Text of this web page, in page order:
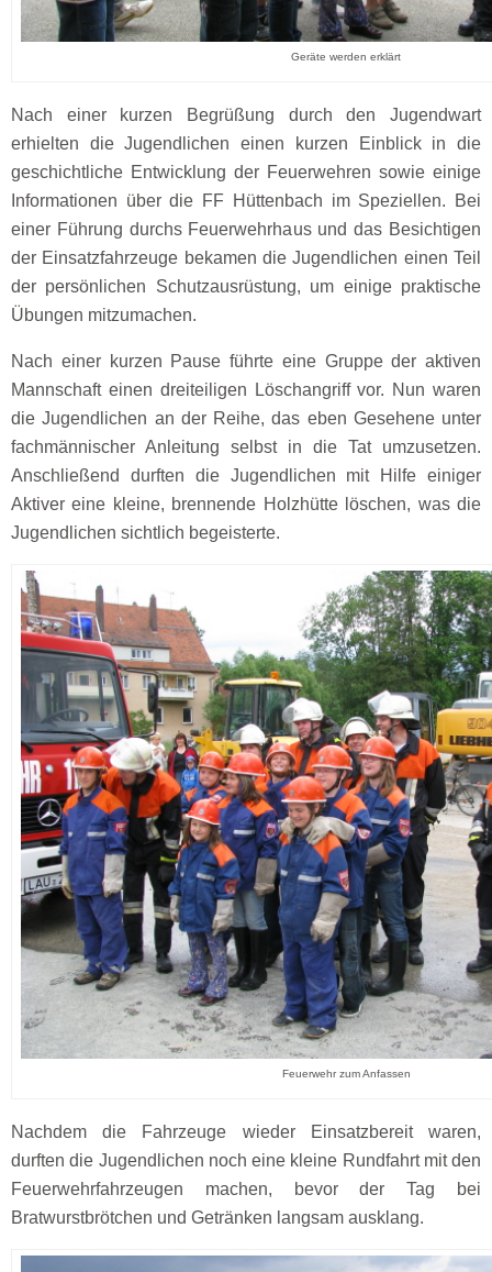
Geräte werden erklärt
Nach einer kurzen Begrüßung durch den Jugendwart
erhielten die Jugendlichen einen kurzen Einblick in die
geschichtliche Entwicklung der Feuerwehren sowie einige
Informationen über die FF Hüttenbach im Speziellen. Bei
einer Führung durchs Feuerwehrhaus und das Besichtigen
der Einsatzfahrzeuge bekamen die Jugendlichen einen Teil
der persönlichen Schutzausrüstung, um einige praktische
Übungen mitzumachen.
Nach einer kurzen Pause führte eine Gruppe der aktiven
Mannschaft einen dreiteiligen Löschangriff vor. Nun waren
die Jugendlichen an der Reihe, das eben Gesehene unter
fachmännischer Anleitung selbst in die Tat umzusetzen.
Anschließend durften die Jugendlichen mit Hilfe einiger
Aktiver eine kleine, brennende Holzhütte löschen, was die
Jugendlichen sichtlich begeisterte.
Feuerwehr zum Anfassen
Nachdem die Fahrzeuge wieder Einsatzbereit waren,
durften die Jugendlichen noch eine kleine Rundfahrt mit den
Feuerwehrfahrzeugen machen, bevor der Tag bei
Bratwurstbrötchen und Getränken langsam ausklang.